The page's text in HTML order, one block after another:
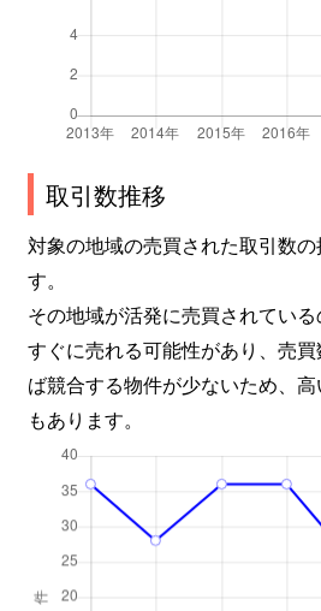
取引数推移
対象の地域の売買された取引数
す。
その地域が活発に売買されてい
すぐに売れる可能性があり、売
ば競合する物件が少ないため、
もあります。